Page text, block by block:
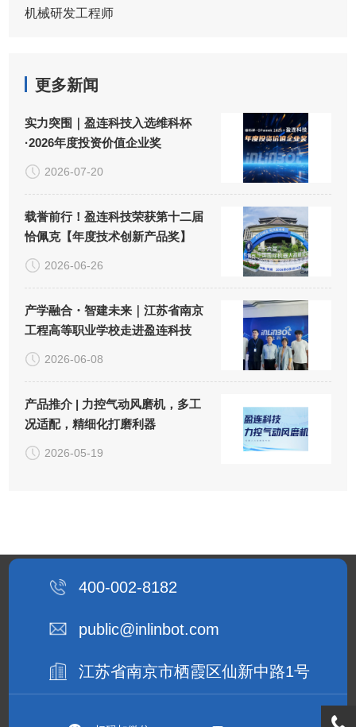
机械研发工程师
更多新闻
实力突围｜盈连科技入选维科杯
·2026年度投资价值企业奖
2026-07-20
载誉前行！盈连科技荣获第十二届
恰佩克【年度技术创新产品奖】
2026-06-26
产学融合・智建未来｜江苏省南京
工程高等职业学校走进盈连科技
2026-06-08
产品推介 | 力控气动风磨机，多工
况适配，精细化打磨利器
2026-05-19
400-002-8182
public@inlinbot.com
江苏省南京市栖霞区仙新中路1号